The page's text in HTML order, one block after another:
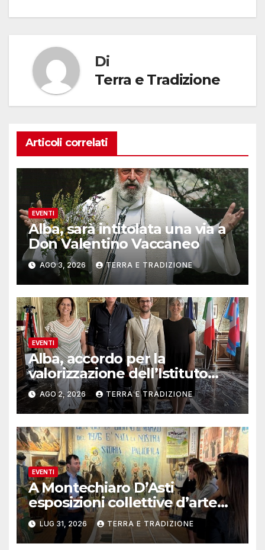
Di
Terra e Tradizione
Articoli correlati
EVENTI
Alba, sarà intitolata una via a
Don Valentino Vaccaneo
AGO 3, 2026 TERRA E TRADIZIONE
EVENTI
Alba, accordo per la
valorizzazione dell’Istituto
musicale Rocca
AGO 2, 2026 TERRA E TRADIZIONE
EVENTI
A Montechiaro D’Asti
esposizioni collettive d’arte
contemporanea
LUG 31, 2026 TERRA E TRADIZIONE